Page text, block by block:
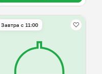
Завтра c 11:00